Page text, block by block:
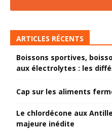
ARTICLES RÉCENTS
Boissons sportives,
aux électrolytes : les
Cap sur les aliments
Le chlordécone aux
majeure inédite